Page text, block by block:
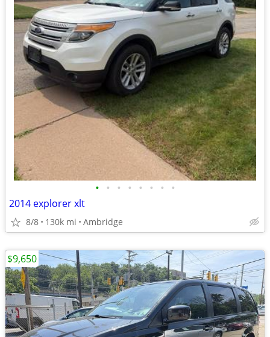
• • • • • • • •
2014 explorer xlt
8/8 130k mi Ambridge
$9,650